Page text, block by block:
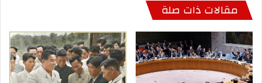
مقالات ذات صلة